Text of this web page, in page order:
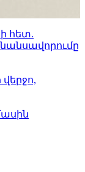
հետ.
վերջո,